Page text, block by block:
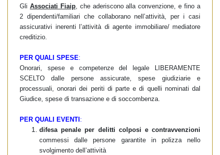
Gli Associati Fiaip, che aderiscono alla convenzione, e fino a
2 dipendenti/familiari che collaborano nell’attività, per i casi
assicurativi inerenti l’attività di agente immobiliare/ mediatore
creditizio.
PER QUALI SPESE:
Onorari, spese e competenze del legale LIBERAMENTE
SCELTO dalle persone assicurate, spese giudiziarie e
processuali, onorari dei periti di parte e di quelli nominati dal
Giudice, spese di transazione e di soccombenza.
PER QUALI EVENTI:
difesa penale per delitti colposi e contravvenzioni
commessi dalle persone garantite in polizza nello
svolgimento dell’attività